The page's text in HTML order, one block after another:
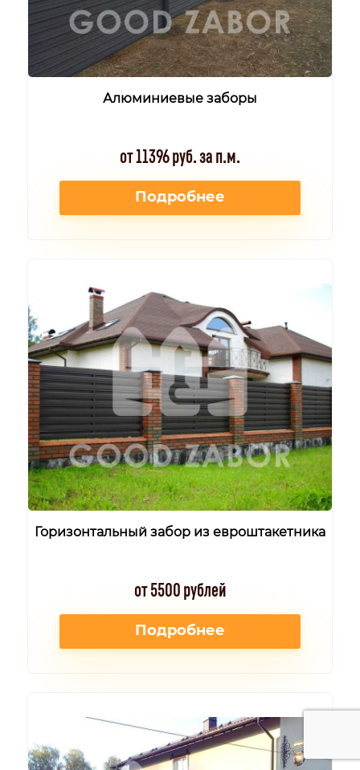
Алюминиевые заборы
от 11396 руб. за п.м.
Подробнее
Горизонтальный забор из евроштакетника
от 5500 рублей
Подробнее